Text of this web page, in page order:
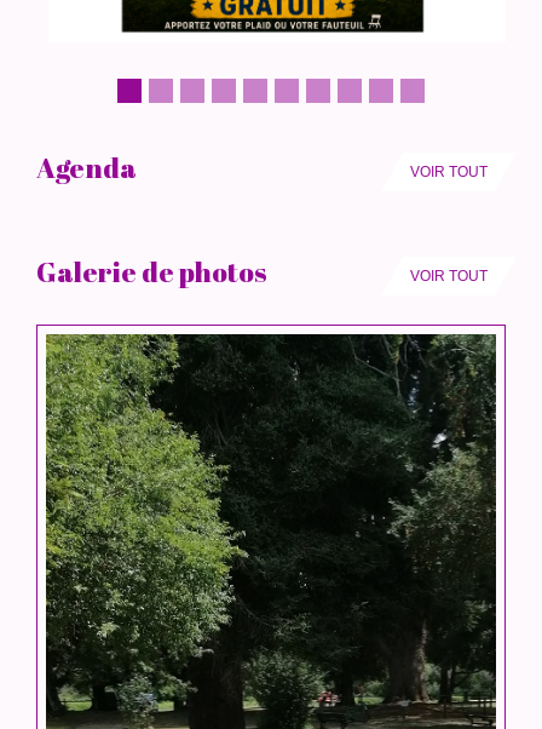
Agenda VOIR TOUT
Galerie de photos VOIR TOUT